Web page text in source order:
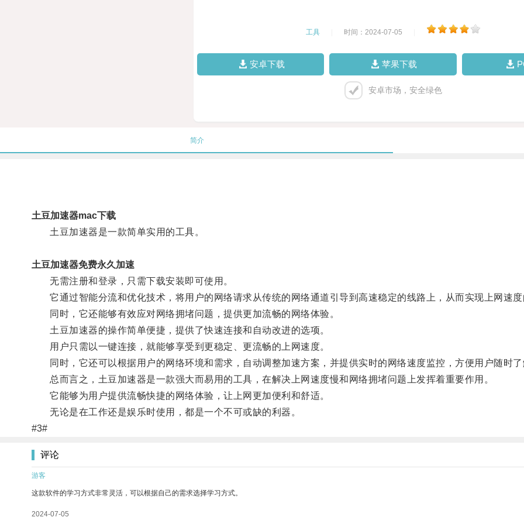
工具 时间：2024-07-05
安卓下载 苹果下载
安卓市场，安全绿色
简介
土豆加速器mac下载
土豆加速器是一款简单实用的工具。
土豆加速器免费永久加速
无需注册和登录，只需下载安装即可使用。
它通过智能分流和优化技术，将用户的网络请求从传统的网络通道引导到高速稳定的线路上，从而实现上网速
同时，它还能够有效应对网络拥堵问题，提供更加流畅的网络体验。
土豆加速器的操作简单便捷，提供了快速连接和自动改进的选项。
用户只需以一键连接，就能够享受到更稳定、更流畅的上网速度。
同时，它还可以根据用户的网络环境和需求，自动调整加速方案，并提供实时的网络速度监控，方便用户随时
总而言之，土豆加速器是一款强大而易用的工具，在解决上网速度慢和网络拥堵问题上发挥着重要作用。
它能够为用户提供流畅快捷的网络体验，让上网更加便利和舒适。
无论是在工作还是娱乐时使用，都是一个不可或缺的利器。
#3#
评论
游客
这款软件的学习方式非常灵活，可以根据自己的需求选择学习方式。
2024-07-05